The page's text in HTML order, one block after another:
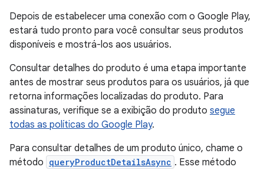
Depois de estabelecer uma conexão com o Google Play,
estará tudo pronto para você consultar seus produtos
disponíveis e mostrá-los aos usuários.
Consultar detalhes do produto é uma etapa importante
antes de mostrar seus produtos para os usuários, já que
retorna informações localizadas do produto. Para
assinaturas, verifique se a exibição do produto segue
todas as políticas do Google Play.
Para consultar detalhes de um produto único, chame o
método queryProductDetailsAsync . Esse método